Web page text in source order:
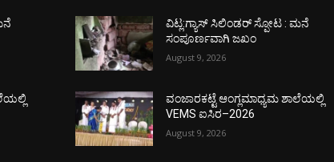
ವಿಟ್ಲ:ಗ್ಯಾಸ್ ಸಿಲಿಂಡರ್ ಸ್ಪೋಟ : ಮನೆ
ಸಂಪೂರ್ಣವಾಗಿ ಜಖಂ
August 9, 2026
ವಂಜಾರಕಟ್ಟೆ ಆಂಗ್ಲಮಾಧ್ಯಮ ಶಾಲೆಯಲ್ಲಿ
VEMS ಐಸಿರ–2026
August 9, 2026